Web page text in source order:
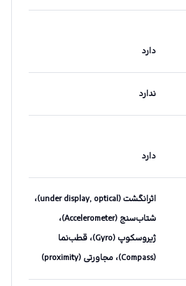
دارد
ندارد
دارد
اثرانگشت (under display, optical)،
شتاب‌سنج (Accelerometer)،
ژیروسکوپ (Gyro)، قطب‌نما
(Compass)، مجاورتی (proximity)